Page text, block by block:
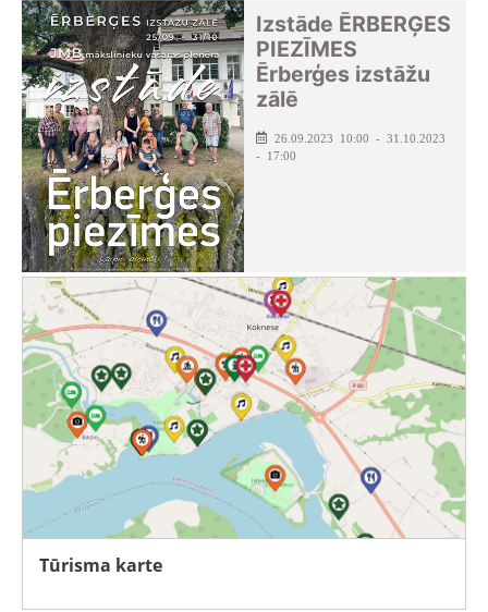
Izstāde ĒRBERĢES
PIEZĪMES
Ērberģes izstāžu
zālē
26.09.2023 10:00 - 31.10.2023
- 17:00
Tūrisma karte